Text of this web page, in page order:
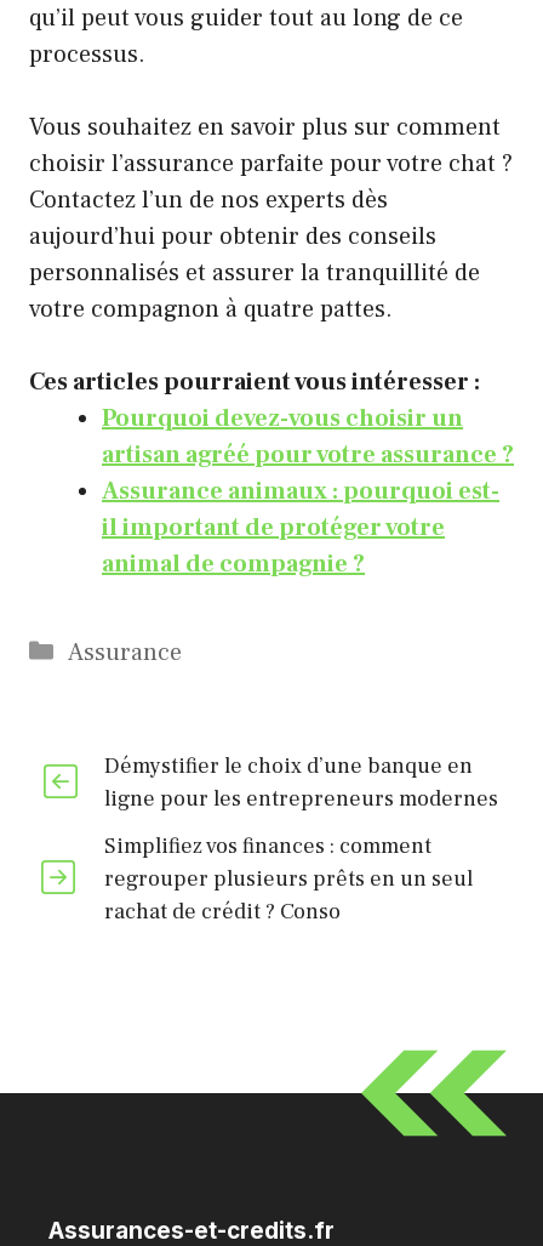
qu’il peut vous guider tout au long de ce
processus.
Vous souhaitez en savoir plus sur comment
choisir l’assurance parfaite pour votre chat ?
Contactez l’un de nos experts dès
aujourd’hui pour obtenir des conseils
personnalisés et assurer la tranquillité de
votre compagnon à quatre pattes.
Ces articles pourraient vous intéresser :
Pourquoi devez-vous choisir un
artisan agréé pour votre assurance ?
Assurance animaux : pourquoi est-
il important de protéger votre
animal de compagnie ?
Catégories
Assurance
Démystifier le choix d’une banque en
ligne pour les entrepreneurs modernes
Simplifiez vos finances : comment
regrouper plusieurs prêts en un seul
rachat de crédit ? Conso
Assurances-et-credits.fr